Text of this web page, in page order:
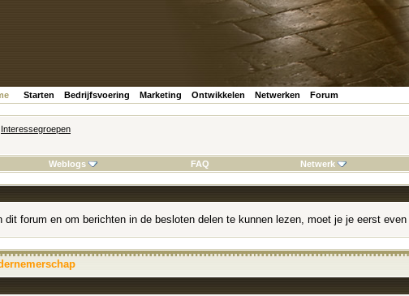
Starten Bedrijfsvoering Marketing Ontwikkelen Netwerken Forum
Interessegroepen
Weblogs FAQ Netwerk
forum en om berichten in de besloten delen te kunnen lezen, moet je je eerst even